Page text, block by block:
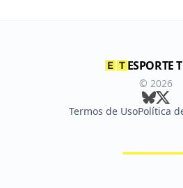
ESPORTE
© 2026
Termos de UsoPolítica